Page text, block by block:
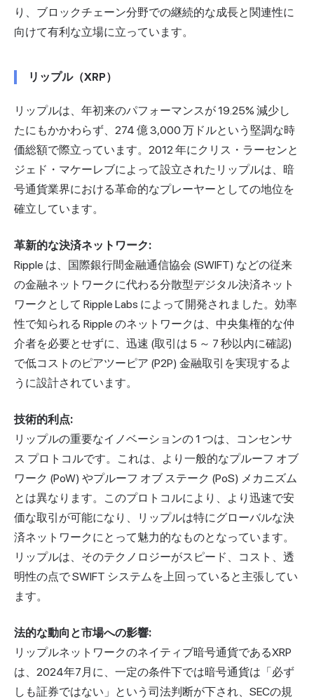
り、ブロックチェーン分野での継続的な成長と関連性に
向けて有利な立場に立っています。
リップル（XRP）
リップルは、年初来のパフォーマンスが 19.25% 減少し
たにもかかわらず、274 億 3,000 万ドルという堅調な時
価総額で際立っています。2012 年にクリス・ラーセンと
ジェド・マケーレブによって設立されたリップルは、暗
号通貨業界における革命的なプレーヤーとしての地位を
確立しています。
革新的な決済ネットワーク:
Ripple は、国際銀行間金融通信協会 (SWIFT) などの従来
の金融ネットワークに代わる分散型デジタル決済ネット
ワークとして Ripple Labs によって開発されました。効率
性で知られる Ripple のネットワークは、中央集権的な仲
介者を必要とせずに、迅速 (取引は 5 ～ 7 秒以内に確認)
で低コストのピアツーピア (P2P) 金融取引を実現するよ
うに設計されています。
技術的利点:
リップルの重要なイノベーションの 1 つは、コンセンサ
ス プロトコルです。これは、より一般的なプルーフ オブ
ワーク (PoW) やプルーフ オブ ステーク (PoS) メカニズム
とは異なります。このプロトコルにより、より迅速で安
価な取引が可能になり、リップルは特にグローバルな決
済ネットワークにとって魅力的なものとなっています。
リップルは、そのテクノロジーがスピード、コスト、透
明性の点で SWIFT システムを上回っていると主張してい
ます。
法的な動向と市場への影響:
リップルネットワークのネイティブ暗号通貨であるXRP
は、2024年7月に、一定の条件下では暗号通貨は「必ず
しも証券ではない」という司法判断が下され、SECの規